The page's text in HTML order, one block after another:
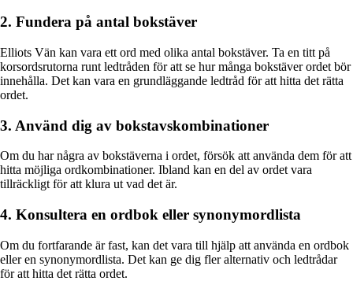
2. Fundera på antal bokstäver
Elliots Vän kan vara ett ord med olika antal bokstäver. Ta en titt på
korsordsrutorna runt ledtråden för att se hur många bokstäver ordet bör
innehålla. Det kan vara en grundläggande ledtråd för att hitta det rätta
ordet.
3. Använd dig av bokstavskombinationer
Om du har några av bokstäverna i ordet, försök att använda dem för att
hitta möjliga ordkombinationer. Ibland kan en del av ordet vara
tillräckligt för att klura ut vad det är.
4. Konsultera en ordbok eller synonymordlista
Om du fortfarande är fast, kan det vara till hjälp att använda en ordbok
eller en synonymordlista. Det kan ge dig fler alternativ och ledtrådar
för att hitta det rätta ordet.